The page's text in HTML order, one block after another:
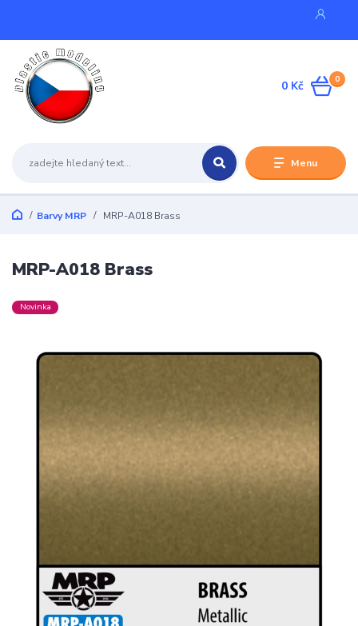
Menu
0
0 Kč
Barvy MRP MRP-A018 Brass
MRP-A018 Brass
Novinka